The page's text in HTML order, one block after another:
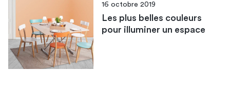
16 octobre 2019
Les plus belles couleurs
pour illuminer un espace